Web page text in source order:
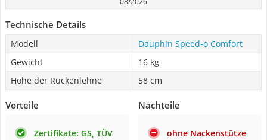
Technische Details
Modell
Dauphin Speed-o Comfort
Gewicht
16 kg
Höhe der Rückenlehne
58 cm
Vorteile
Zertifikate: GS, TÜV
Nachteile
ohne Nackenstütze